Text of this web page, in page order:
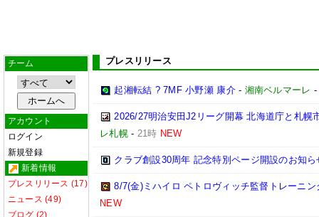
チーム
アカウント
ログイン
新規登録
新着情報
プレスリリース (17)
ニュース (49)
ブログ (2)
プレスリリース
起湘転結 ? 7MF 小野瀬 康介- 湘南ベルマーレ
2026/27明治安田J2リーグ開幕 北海道庁と札幌
レ札幌- 21時 NEW
クラブ創設30周年 記念特別ページ開設のお知ら
8/7(金)ミハイロ ペトロヴィッチ監督トレーニン
NEW